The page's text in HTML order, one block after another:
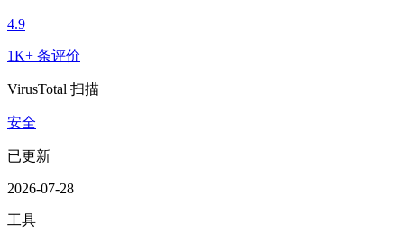
4.9
1K+ 条评价
VirusTotal 扫描
安全
已更新
2026-07-28
工具